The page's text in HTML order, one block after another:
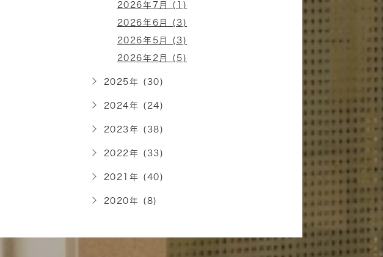
2026年7月 (1)
2026年6月 (3)
2026年5月 (3)
2026年2月 (5)
2025年 (30)
2024年 (24)
2023年 (38)
2022年 (33)
2021年 (40)
2020年 (8)